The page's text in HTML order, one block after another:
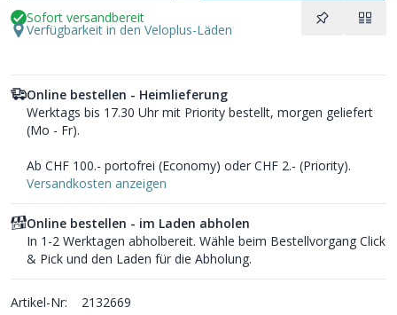
Sofort versandbereit
Verfügbarkeit in den Veloplus-Läden
Online bestellen - Heimlieferung
Werktags bis 17.30 Uhr mit Priority bestellt, morgen geliefert
(Mo - Fr).
Ab CHF 100.- portofrei (Economy) oder CHF 2.- (Priority).
Versandkosten anzeigen
Online bestellen - im Laden abholen
In 1-2 Werktagen abholbereit. Wähle beim Bestellvorgang Click
& Pick und den Laden für die Abholung.
Artikel-Nr: 2132669